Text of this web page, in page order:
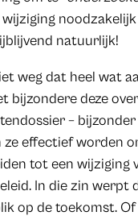
wijziging
natuurlijk!
weg dat heel wat
bijzondere deze
–
effectief worden
tot een wijziging
In die zin werpt
op de toekomst.